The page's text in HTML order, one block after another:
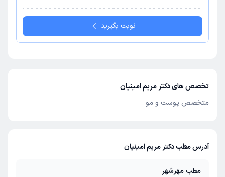
نوبت بگیرید
تخصص های دکتر مریم امینیان
متخصص پوست و مو
آدرس مطب دکتر مریم امینیان
مطب مهرشهر